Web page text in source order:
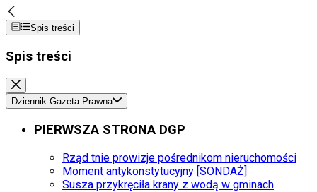
Spis treści
Spis treści
Dziennik Gazeta Prawna
PIERWSZA STRONA DGP
Rząd tnie prowizje pośrednikom nieruchomości
Moment antykonstytucyjny [SONDAŻ]
Susza przykręciła krany z wodą w gminach